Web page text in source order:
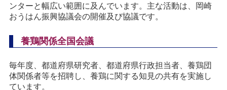
ンターと幅広い範囲に及んでいます。主な活動は、岡崎
おうはん振興協議会の開催及び協議です。
養鶏関係全国会議
毎年度、都道府県研究者、都道府県行政担当者、養鶏団
体関係者等を招聘し、養鶏に関する知見の共有を実施し
ています。